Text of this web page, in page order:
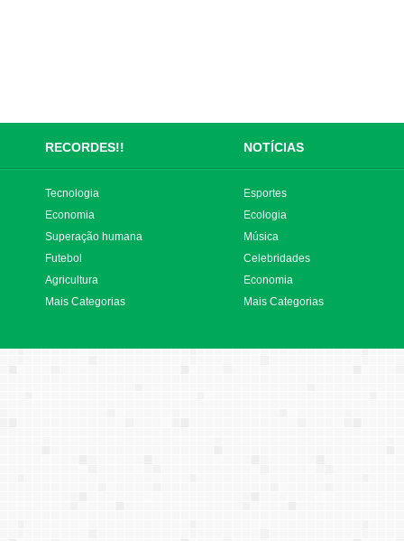
RECORDES!! NOTÍCIAS
Tecnologia
Economia
Superação humana
Futebol
Agricultura
Mais Categorias
Esportes
Ecologia
Música
Celebridades
Economia
Mais Categorias